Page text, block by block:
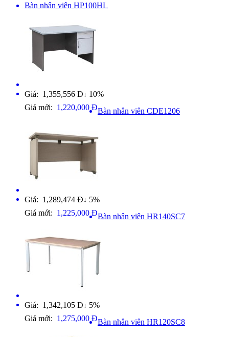
Bàn nhân viên HP100HL
Giá: 1,355,556 Đ ↓ 10%
Giá mới: 1,220,000 ĐBàn nhân viên CDE1206
Giá: 1,289,474 Đ ↓ 5%
Giá mới: 1,225,000 ĐBàn nhân viên HR140SC7
Giá: 1,342,105 Đ ↓ 5%
Giá mới: 1,275,000 ĐBàn nhân viên HR120SC8